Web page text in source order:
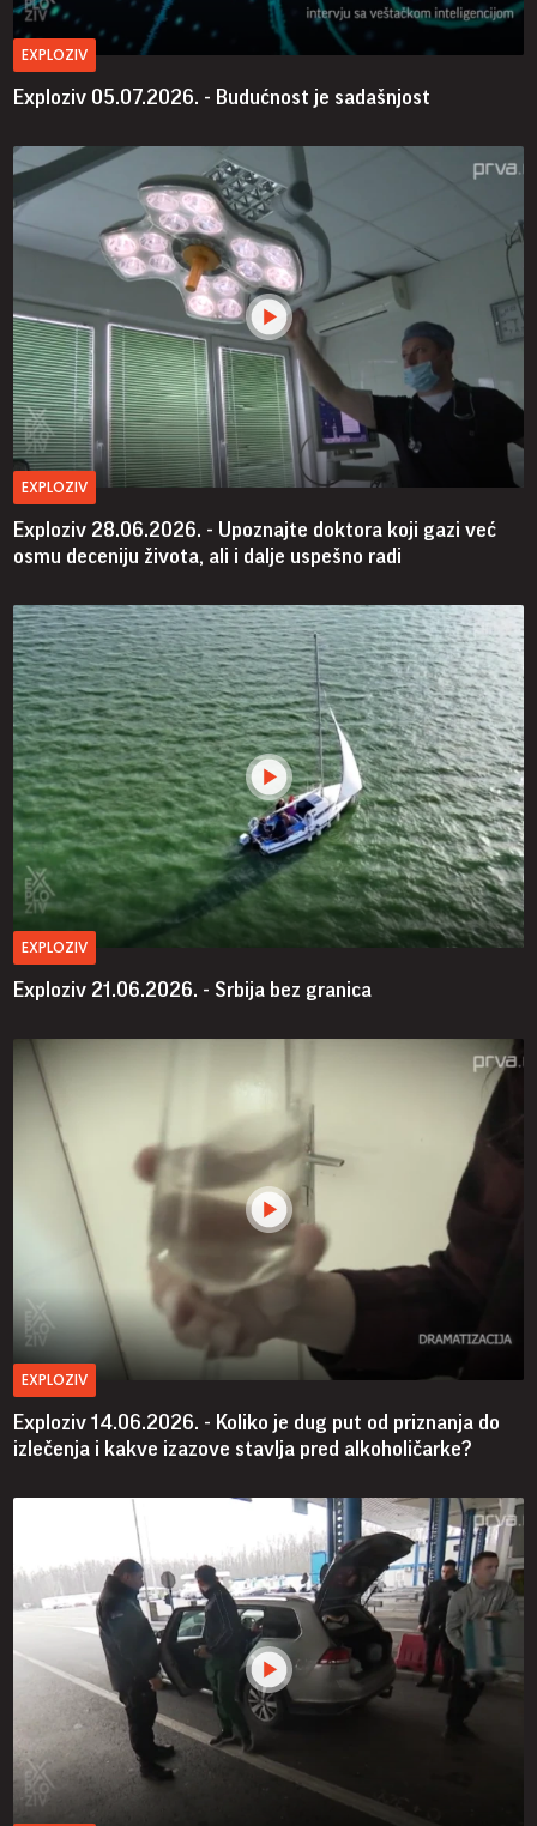
EXPLOZIV
Exploziv 05.07.2026. - Budućnost je sadašnjost
EXPLOZIV
Exploziv 28.06.2026. - Upoznajte doktora koji gazi već
osmu deceniju života, ali i dalje uspešno radi
EXPLOZIV
Exploziv 21.06.2026. - Srbija bez granica
EXPLOZIV
Exploziv 14.06.2026. - Koliko je dug put od priznanja do
izlečenja i kakve izazove stavlja pred alkoholičarke?